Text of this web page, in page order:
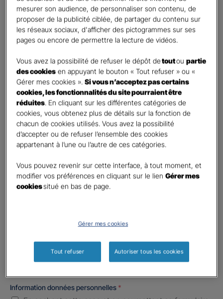
Etes-vous déjà client Gan assurances ?*
Oui
Civilité*
Madame
Monsieur
Contact*
First Last
United
States
Information données personnelles *
mesurer son audience, de personnaliser son contenu, de
proposer de la publicité ciblée, de partager du contenu sur
les réseaux sociaux, d'afficher des pictogrammes sur ses
pages ou encore de permettre la lecture de vidéos.
Vous avez la possibilité de refuser le dépôt detoutoupartie
des cookies en appuyant le bouton « Tout refuser » ou «
Gérer mes cookies ».Si vous n’acceptez pas certains
cookies, les fonctionnalités du site pourraient être
réduites. En cliquant sur les différentes catégories de
cookies, vous obtenez plus de détails sur la fonction de
chacun de cookies utilisés. Vous avez la possibilité
d’accepter ou de refuser l’ensemble des cookies
appartenant à l’une ou l’autre de ces catégories.
Vous pouvez revenir sur cette interface, à tout moment, et
modifier vos préférences en cliquant sur le lienGérer mes
cookiessitué en bas de page.
Gérer mes cookies
Tout refuser Autoriser tous les cookies